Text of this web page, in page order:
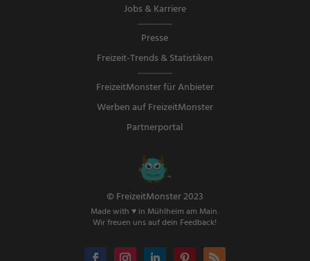
Jobs & Karriere
Presse
Freizeit-Trends & Statistiken
FreizeitMonster für Anbieter
Werben auf FreizeitMonster
Partnerportal
© FreizeitMonster 2023
Made with ♥ in Mühlheim am Main.
Wir freuen uns auf dein Feedback!